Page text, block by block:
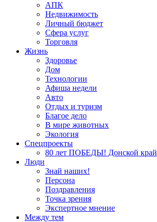
АПК
Недвижимость
Личный бюджет
Сфера услуг
Торговля
Жизнь
Здоровье
Дом
Технологии
Афиша недели
Авто
Отдых и туризм
Благое дело
В мире животных
Экология
Спецпроекты
80 лет ПОБЕДЫ! Донской край
Люди
Знай наших!
Персона
Поздравления
Точка зрения
Экспертное мнение
Между тем